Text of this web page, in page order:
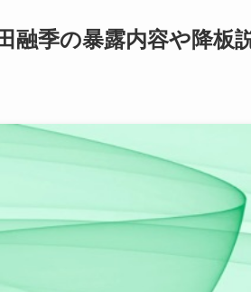
融季の暴露内容や降板